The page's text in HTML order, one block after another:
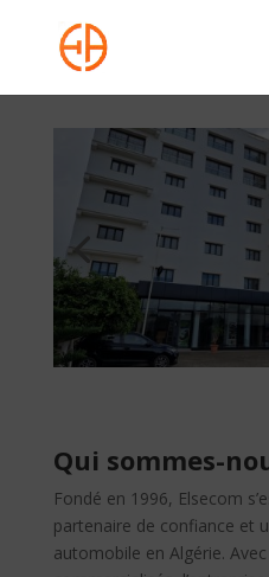
Qui sommes-
Fondé en 1996, Elsecom
partenaire de confiance et
automobile en Algérie.